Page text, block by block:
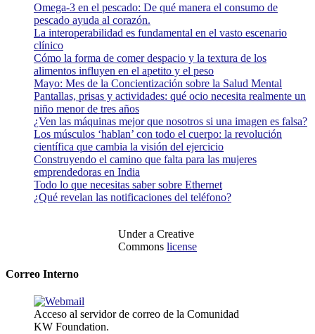
Omega-3 en el pescado: De qué manera el consumo de
pescado ayuda al corazón.
La interoperabilidad es fundamental en el vasto escenario
clínico
Cómo la forma de comer despacio y la textura de los
alimentos influyen en el apetito y el peso
Mayo: Mes de la Concientización sobre la Salud Mental
Pantallas, prisas y actividades: qué ocio necesita realmente un
niño menor de tres años
¿Ven las máquinas mejor que nosotros si una imagen es falsa?
Los músculos ‘hablan’ con todo el cuerpo: la revolución
científica que cambia la visión del ejercicio
Construyendo el camino que falta para las mujeres
emprendedoras en India
Todo lo que necesitas saber sobre Ethernet
¿Qué revelan las notificaciones del teléfono?
Under a Creative
Commons license
Correo Interno
Acceso al servidor de correo de la Comunidad
KW Foundation.